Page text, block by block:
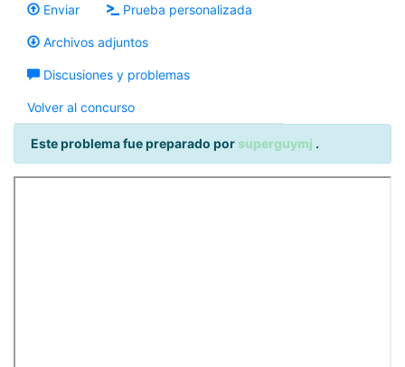
Enviar Prueba personalizada
Archivos adjuntos
Discusiones y problemas
Volver al concurso
Este problema fue preparado por superguymj .